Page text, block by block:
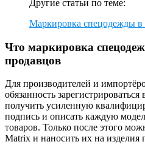
Другие статьи по теме:
Маркировка спецодежды в
Что маркировка
продавцов
Для производителей и
обязанность
получить усиленную
подпись и описать каждую
товаров. Только после этого
Matrix и наносить их на изделия